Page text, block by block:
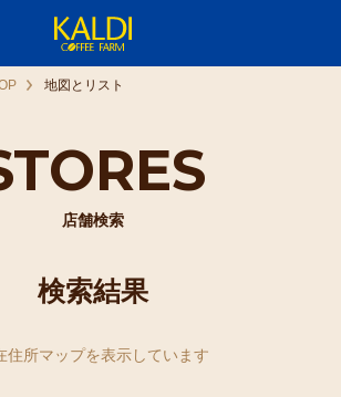
店舗検索
地図とリスト
検索結果
住所マップを表示しています